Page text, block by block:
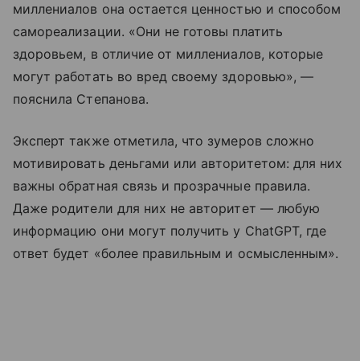
миллениалов она остается ценностью и способом
самореализации. «Они не готовы платить
здоровьем, в отличие от миллениалов, которые
могут работать во вред своему здоровью», —
пояснила Степанова.
Эксперт также отметила, что зумеров сложно
мотивировать деньгами или авторитетом: для них
важны обратная связь и прозрачные правила.
Даже родители для них не авторитет — любую
информацию они могут получить у ChatGPT, где
ответ будет «более правильным и осмысленным».